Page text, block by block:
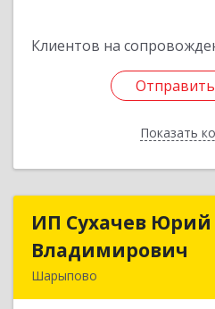
Клиентов на
Отправить
Показать
Отправить
ИП Сухачев Юрий
Владимирович
Шарыпово